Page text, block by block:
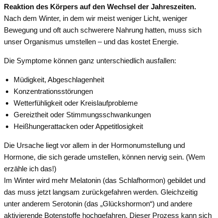
Reaktion des Körpers auf den Wechsel der Jahreszeiten.
Nach dem Winter, in dem wir meist weniger Licht, weniger
Bewegung und oft auch schwerere Nahrung hatten, muss sich
unser Organismus umstellen – und das kostet Energie.
Die Symptome können ganz unterschiedlich ausfallen:
Müdigkeit, Abgeschlagenheit
Konzentrationsstörungen
Wetterfühligkeit oder Kreislaufprobleme
Gereiztheit oder Stimmungsschwankungen
Heißhungerattacken oder Appetitlosigkeit
Die Ursache liegt vor allem in der Hormonumstellung und
Hormone, die sich gerade umstellen, können nervig sein. (Wem
erzähle ich das!)
Im Winter wird mehr Melatonin (das Schlafhormon) gebildet und
das muss jetzt langsam zurückgefahren werden. Gleichzeitig
unter anderem Serotonin (das „Glückshormon“) und andere
aktivierende Botenstoffe hochgefahren. Dieser Prozess kann sich